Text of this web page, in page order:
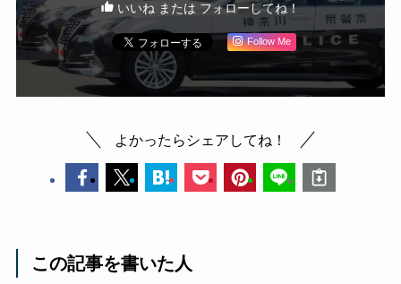
いいね または フォローしてね！
Follow Me
よかったらシェアしてね！
この記事を書いた人